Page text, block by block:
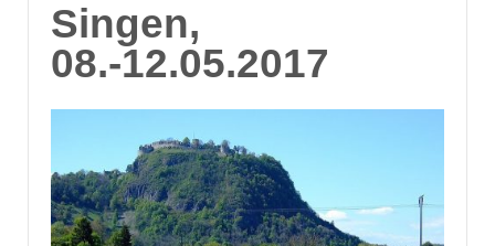
Singen,
08.-12.05.2017